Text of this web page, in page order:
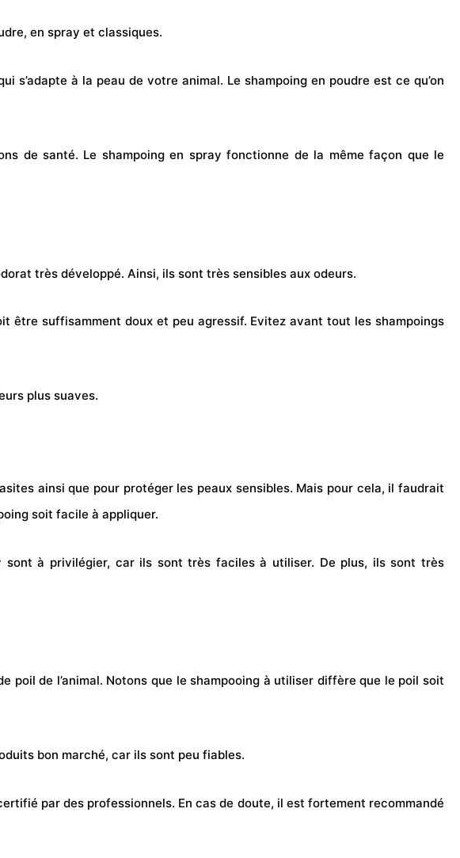
en spray et classiques.
à la peau de votre animal. Le shampoing en poudre est ce qu’on
de santé. Le shampoing en spray fonctionne de la même façon que le
très développé. Ainsi, ils sont très sensibles aux odeurs.
être suffisamment doux et peu agressif. Evitez avant tout les shampoings
plus suaves.
ainsi que pour protéger les peaux sensibles. Mais pour cela, il faudrait
soit facile à appliquer.
sont à privilégier, car ils sont très faciles à utiliser. De plus, ils sont très
de l’animal. Notons que le shampooing à utiliser diffère que le poil soit
bon marché, car ils sont peu fiables.
par des professionnels. En cas de doute, il est fortement recommandé